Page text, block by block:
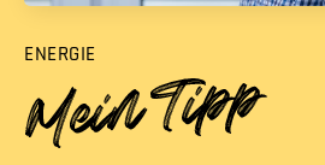
ENERGIE